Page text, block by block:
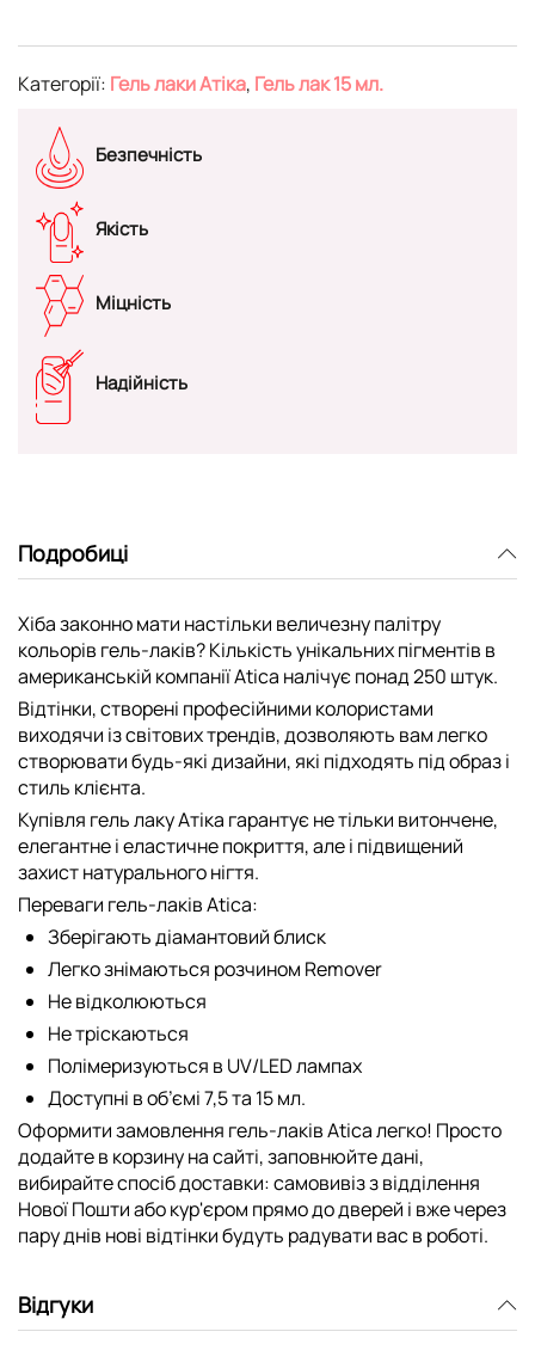
Категорії: Гель лаки Атіка, Гель лак 15 мл.
Безпечність
Якість
Міцність
Надійність
Подробиці
Хіба законно мати настільки величезну палітру
кольорів гель-лаків? Кількість унікальних пігментів в
американській компанії Atica налічує понад 250 штук.
Відтінки, створені професійними колористами
виходячи із світових трендів, дозволяють вам легко
створювати будь-які дизайни, які підходять під образ і
стиль клієнта.
Купівля гель лаку Атіка гарантує не тільки витончене,
елегантне і еластичне покриття, але і підвищений
захист натурального нігтя.
Переваги гель-лаків Atica:
Зберігають діамантовий блиск
Легко знімаються розчином Remover
Не відколюються
Не тріскаються
Полімеризуються в UV/LED лампах
Доступні в об’ємі 7,5 та 15 мл.
Оформити замовлення гель-лаків Atica легко! Просто
додайте в корзину на сайті, заповнюйте дані,
вибирайте спосіб доставки: самовивіз з відділення
Нової Пошти або кур'єром прямо до дверей і вже через
пару днів нові відтінки будуть радувати вас в роботі.
Відгуки